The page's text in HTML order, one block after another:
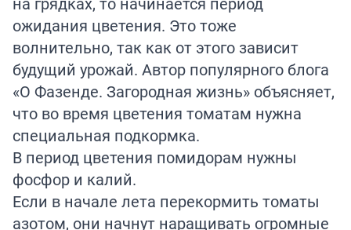
ожидания цветения. Это тоже
волнительно, так как от этого зависит
будущий урожай. Автор популярного блога
«О Фазенде. Загородная жизнь» объясняет,
что во время цветения томатам нужна
специальная подкормка.
В период цветения помидорам нужны
фосфор и калий.
Если в начале лета перекормить томаты
азотом, они начнут наращивать огромные